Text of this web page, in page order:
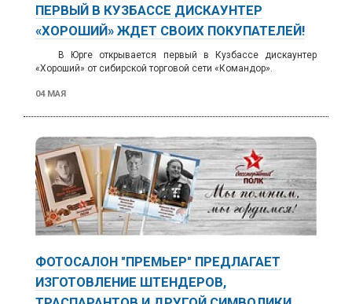
ПЕРВЫЙ В КУЗБАССЕ ДИСКАУНТЕР
«ХОРОШИЙ» ЖДЕТ СВОИХ ПОКУПАТЕЛЕЙ!
В Юрге открывается первый в Кузбассе дискаунтер
«Хороший» от сибирской торговой сети «Командор».
04 МАЯ
ФОТОСАЛОН "ПРЕМЬЕР" ПРЕДЛАГАЕТ
ИЗГОТОВЛЕНИЕ ШТЕНДЕРОВ,